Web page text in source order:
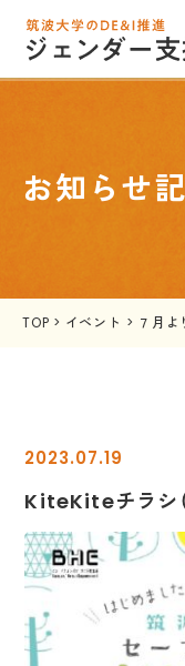
お知らせ
TOP > イベント > ７月よ
2023.07.19
KiteKiteチラシ